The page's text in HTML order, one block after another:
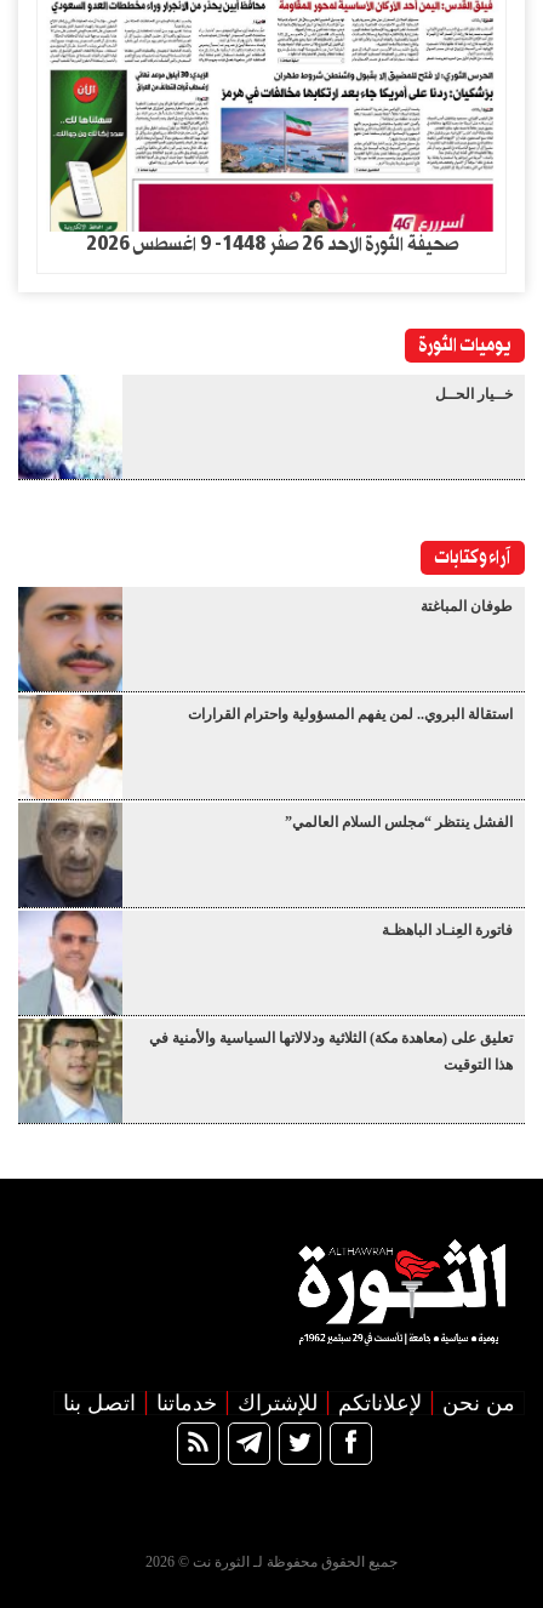
صحيفة الثورة الاحد 26 صفر 1448- 9 اغسطس 2026
يوميات الثورة
خــيار الحــل
آراء وكتابات
طوفان المباغتة
استقالة البروي.. لمن يفهم المسؤولية واحترام القرارات
الفشل ينتظر “مجلس السلام العالمي”
فاتورة العِنـاد الباهظـة
تعليق على (معاهدة مكة) الثلاثية ودلالاتها السياسية والأمنية في
هذا التوقيت
من نحن لإعلاناتكم للإشتراك خدماتنا اتصل بنا
جميع الحقوق محفوظة لـ الثورة نت © 2026